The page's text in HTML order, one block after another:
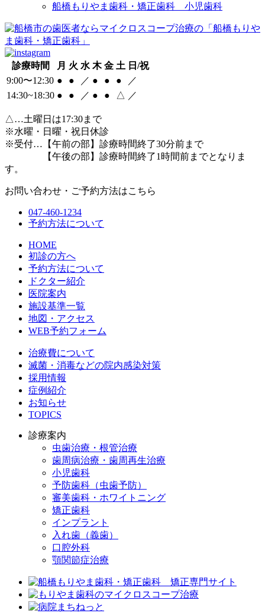
船橋もりやま歯科・矯正歯科 小児歯科
診療時間 月 火 水 木 金 土 日/祝
9:00〜12:30 ● ● ／ ● ● ●
／
14:30~18:30 ● ● ／ ● ● △ ／
△…土曜日は17:30まで
※水曜・日曜・祝日休診
※受付…【午前の部】診療時間終了30分前まで
【午後の部】診療時間終了1時間前までとなりま
す。
お問い合わせ・ご予約方法はこちら
047-460-1234
予約方法について
HOME
初診の方へ
予約方法について
ドクター紹介
医院案内
施設基準一覧
地図・アクセス
WEB予約フォーム
治療費について
滅菌・消毒などの院内感染対策
採用情報
症例紹介
お知らせ
TOPICS
診療案内
虫歯治療・根管治療
歯周病治療・歯周再生治療
小児歯科
予防歯科（虫歯予防）
審美歯科・ホワイトニング
矯正歯科
インプラント
入れ歯（義歯）
口腔外科
顎関節症治療